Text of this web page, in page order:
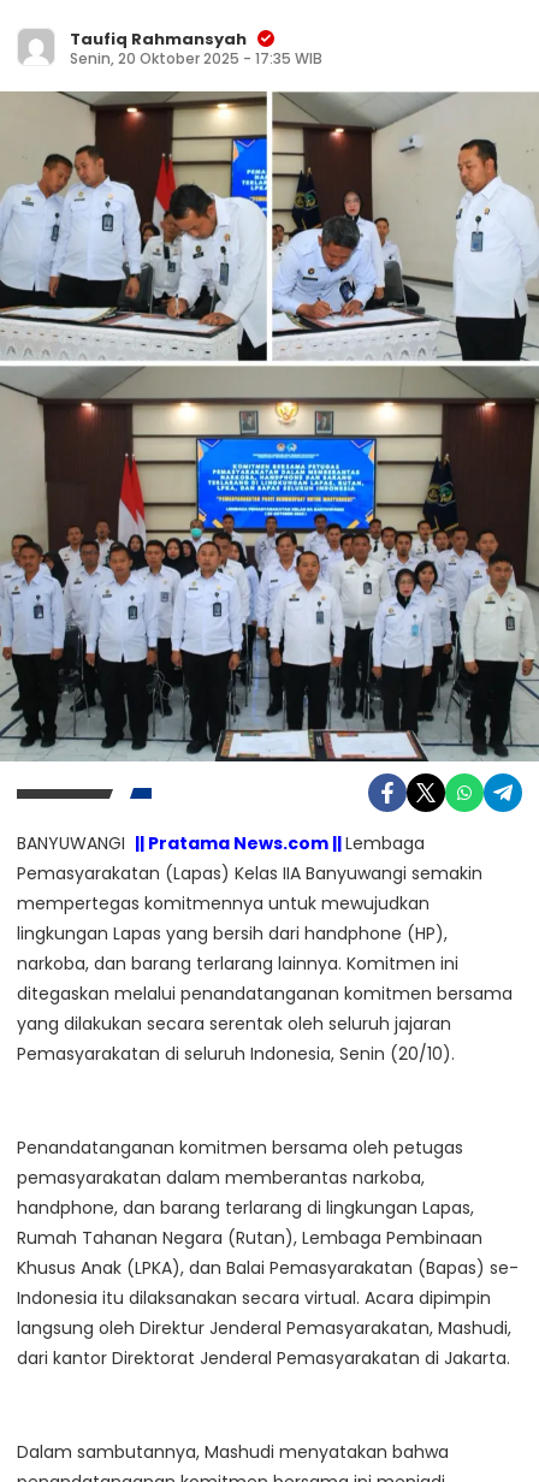
Taufiq Rahmansyah
Senin, 20 Oktober 2025 - 17:35 WIB
BANYUWANGI || Pratama News.com ||Lembaga
Pemasyarakatan (Lapas) Kelas IIA Banyuwangi semakin
mempertegas komitmennya untuk mewujudkan
lingkungan Lapas yang bersih dari handphone (HP),
narkoba, dan barang terlarang lainnya. Komitmen ini
ditegaskan melalui penandatanganan komitmen bersama
yang dilakukan secara serentak oleh seluruh jajaran
Pemasyarakatan di seluruh Indonesia, Senin (20/10).
Penandatanganan komitmen bersama oleh petugas
pemasyarakatan dalam memberantas narkoba,
handphone, dan barang terlarang di lingkungan Lapas,
Rumah Tahanan Negara (Rutan), Lembaga Pembinaan
Khusus Anak (LPKA), dan Balai Pemasyarakatan (Bapas) se-
Indonesia itu dilaksanakan secara virtual. Acara dipimpin
langsung oleh Direktur Jenderal Pemasyarakatan, Mashudi,
dari kantor Direktorat Jenderal Pemasyarakatan di Jakarta.
Dalam sambutannya, Mashudi menyatakan bahwa